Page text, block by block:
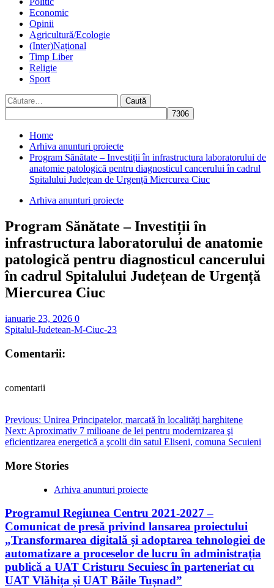
Economic
Opinii
Agricultură/Ecologie
(Inter)Național
Timp Liber
Religie
Sport
Caută
după:
Home
Arhiva anunturi proiecte
Program Sănătate – Investiții în infrastructura laboratorului de
anatomie patologică pentru diagnosticul cancerului în cadrul
Spitalului Județean de Urgență Miercurea Ciuc
Arhiva anunturi proiecte
Program Sănătate – Investiții în
infrastructura laboratorului de anatomie
patologică pentru diagnosticul cancerului
în cadrul Spitalului Județean de Urgență
Miercurea Ciuc
ianuarie 23, 2026 0
Spitalul-Judetean-M-Ciuc-23
Comentarii:
comentarii
Post
navigation
Previous: Unirea Principatelor, marcată în localităţi harghitene
Next: Aproximativ 7 milioane de lei pentru modernizarea şi
eficientizarea energetică a şcolii din satul Eliseni, comuna Secuieni
More Stories
Arhiva anunturi proiecte
Programul Regiunea Centru 2021-2027 –
Comunicat de presă privind lansarea proiectului
„Transformarea digitală și adoptarea tehnologiei de
automatizare a proceselor de lucru în administrația
publică a UAT Cristuru Secuiesc în parteneriat cu
UAT Vlăhița și UAT Băile Tușnad”